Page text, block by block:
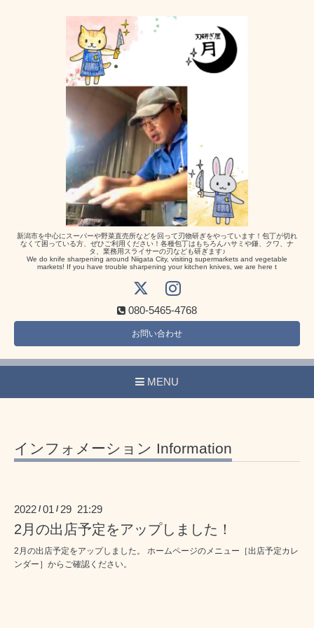
新潟市を中心にスーパーや野菜直売所などを回って刃物研ぎをやっています！包丁が切れ
なくて困っている方、ぜひご利用ください！各種包丁はもちろんハサミや鎌、クワ、ナ
タ、業務用スライサーの刃なども研ぎます♪
We do knife sharpening around Niigata City, visiting supermarkets and vegetable
markets! If you have trouble sharpening your kitchen knives, we are here t
080-5465-4768
お問い合わせ
MENU
インフォメーション Information
2022 /01 / 29 21:29
2月の出店予定をアップしました！
2月の出店予定をアップしました。 ホームページのメニュー［出店予定カレ
ンダー］からご確認ください。